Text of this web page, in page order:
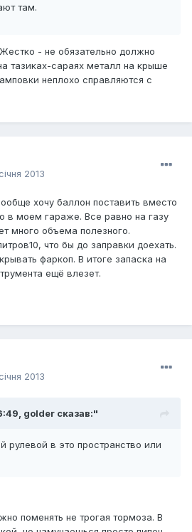
там.
- не обязательно должно
тазиках-сараях металл на крыше
неплохо справляются с
2013
хочу баллон поставить вместо
в моем гараже. Все равно на газу
много объема полезного.
что бы до заправки доехать.
фаркоп. В итоге запаска на
ещё влезет.
2013
golder сказав:"
рулевой в это пространство или
поменять не трогая тормоза. В